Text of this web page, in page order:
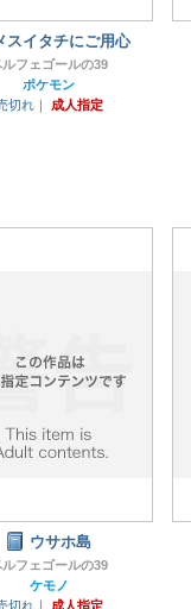
スイタチにご用心
ルフェゴールの39
ポケモン
切れ｜
成人指定
ウサホ島
ルフェゴールの39
ケモノ
切れ｜
成人指定